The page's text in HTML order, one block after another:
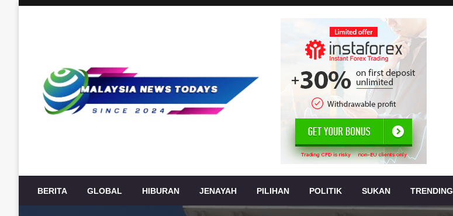
Berita Terkini Malaysia, politik, ekonomi, sukan, hiburan, jenayah,
BERITA GLOBAL HIBURAN JENAYAH PILIHAN POLITIK SUKAN TRENDING